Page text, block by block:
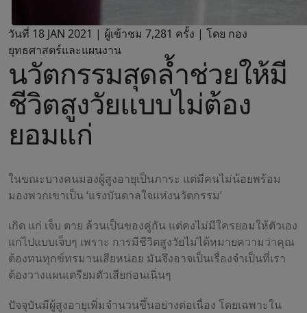
วันที่ 18 JAN 2021 | ผู้เข้าชม 7,281 ครั้ง | โดย กอง
ยุทธศาสตร์และแผนงาน
นวัตกรรมสุดล้ำช่วยให้มี
ชีวิตสูงวัยแบบไม่ต้อง
ยอมแก่
ในขณะบางคนมองผู้สูงอายุเป็นภาระ แต่มีคนไม่น้อยพร้อม
มองพวกเขาเป็น ‘แรงบันดาลใจแห่งนวัตกรรม’
เกิด แก่ เจ็บ ตาย ล้วนเป็นของคู่กัน แต่คงไม่มีใครยอมให้ตัวเอง
แก่ไปแบบเจ็บๆ เพราะ การมีชีวิตสูงวัยไม่ได้หมายความว่าคุณ
ต้องทนทุกข์ทรมานเสียหน่อย มันจึงอาจเป็นเรื่องจำเป็นที่เรา
ต้องวางแผนเตรียมตัวเสียก่อนเนิ่นๆ
ปัจจุบันมีผู้สูงอายุเพิ่มจำนวนขึ้นอย่างต่อเนื่อง โดยเฉพาะใน